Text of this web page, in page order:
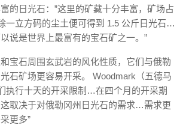
的日光石：”这里的矿藏十分丰富，矿场占
一立方码的尘土便可得到 1.5 公斤日光石…
说是世界上最富有的宝石矿之一。”
宝石周围玄武岩的风化性质，它们与俄勒
石矿场更容易开采。 Woodmark（五德马
执行十天的开采限制…在四个月的开采期
取决于对俄勒冈州日光石的需求…需求更
更多”